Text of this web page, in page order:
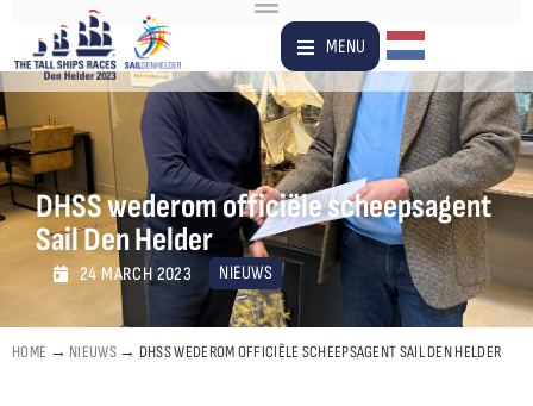
MENU
DHSS wederom officiële scheepsagent
Sail Den Helder
24 MARCH 2023 NIEUWS
HOME → NIEUWS→ DHSS WEDEROM OFFICIËLE SCHEEPSAGENT SAIL DEN HELDER